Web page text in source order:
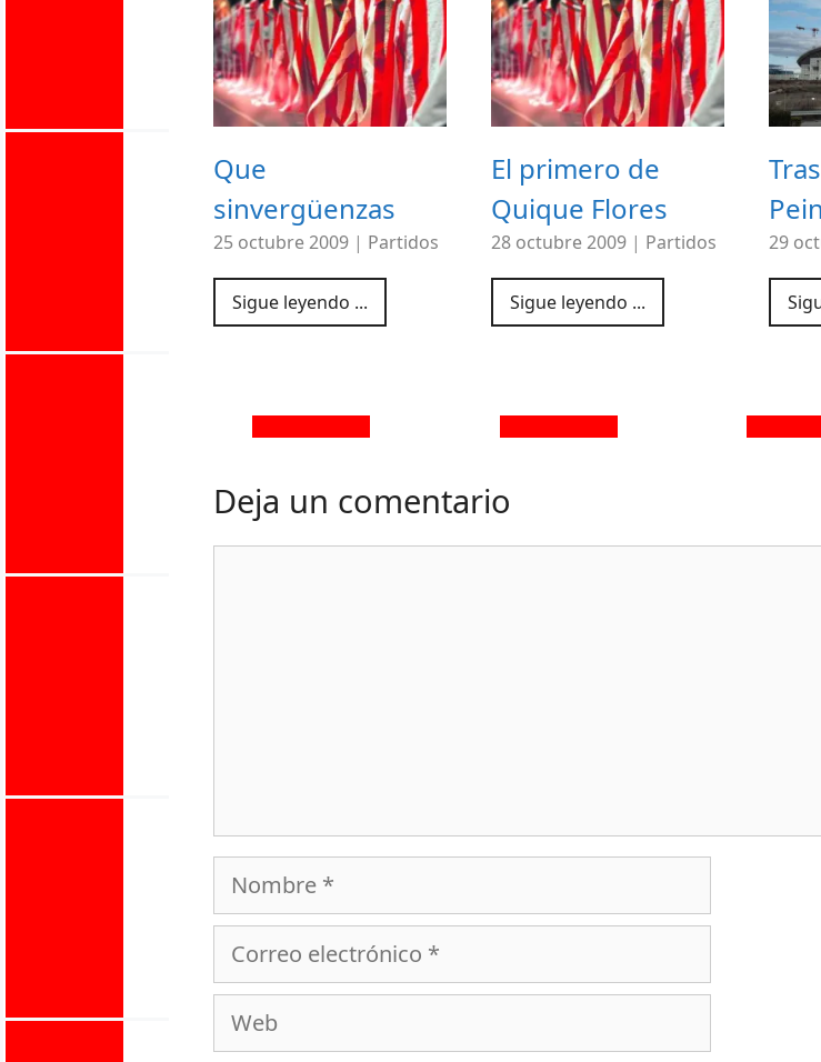
Que
sinvergüenzas
25 octubre 2009 | Partidos
Sigue leyendo ...
El primero de
Quique Flores
28 octubre 2009 | Partidos
Sigue leyendo ...
29
Deja un comentario
Nombre
Correo
Web